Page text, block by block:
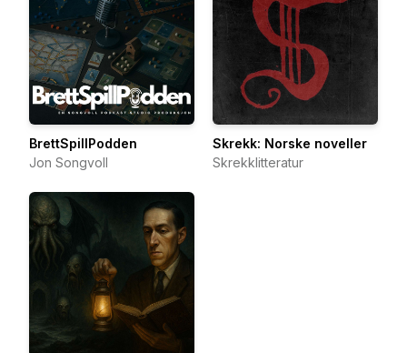
BrettSpillPodden
Jon Songvoll
Skrekk: Norske noveller
Skrekklitteratur